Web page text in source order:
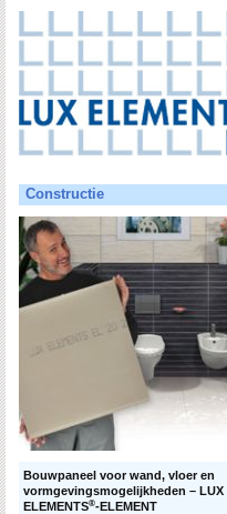
Constructie
Bouwpaneel voor wand, vloer en
vormgevingsmogelijkheden – LUX
ELEMENTS®-ELEMENT